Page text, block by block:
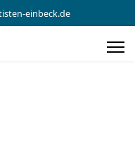
einbeck.de